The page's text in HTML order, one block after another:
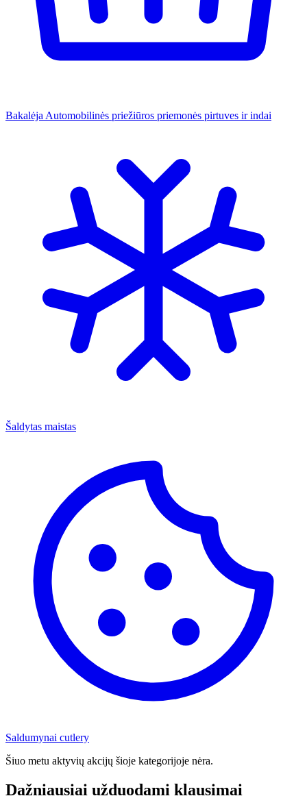
Bakalėja Automobilinės priežiūros priemonės pirtuves ir indai
Šaldytas maistas
Saldumynai cutlery
Šiuo metu aktyvių akcijų šioje kategorijoje nėra.
Dažniausiai užduodami klausimai